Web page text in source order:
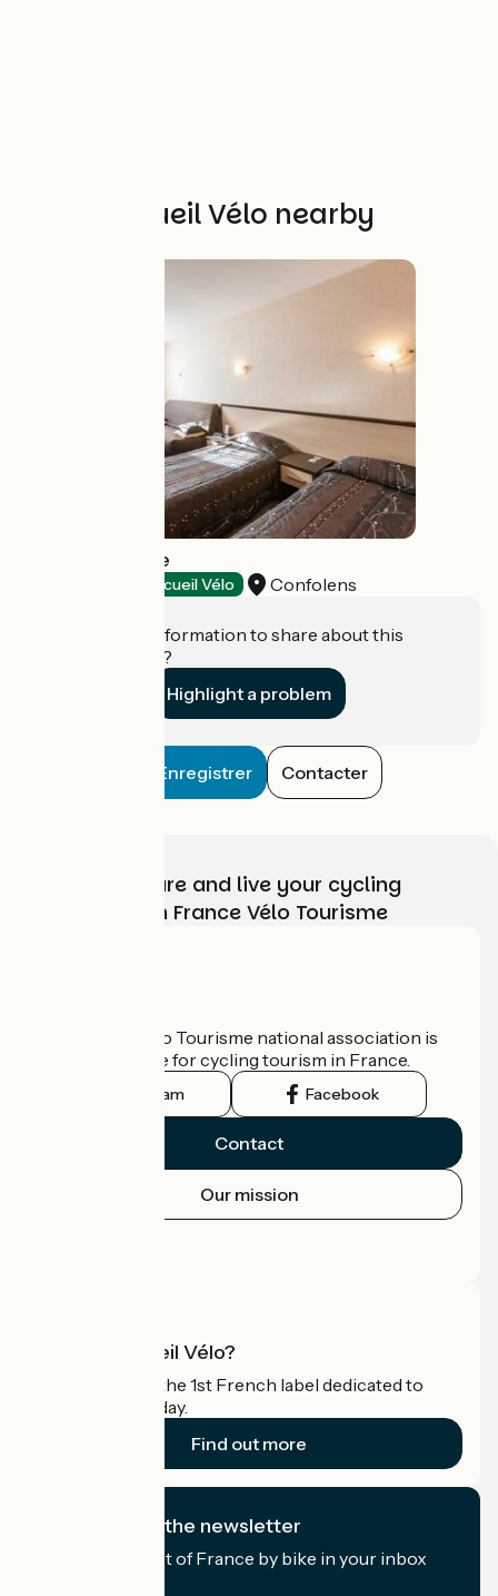
Other Accueil Vélo nearby
Hôtel Emeraude
Accueil Vélo Confolens
Do you have information to share about this
establishment?
Highlight a problem
Enregistrer Contacter
Choose, prepare and live your cycling
adventure with France Vélo Tourisme
The France Vélo Tourisme national association is
the official guide for cycling tourism in France.
Instagram Facebook
Contact
Our mission
What is Accueil Vélo?
Accueil Vélo is the 1st French label dedicated to
cyclists on holiday.
Find out more
I subscribe to the newsletter
Receive the best of France by bike in your inbox